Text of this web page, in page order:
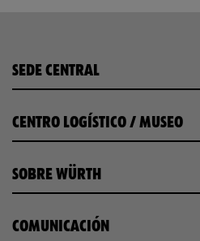
SEDE CENTRAL
CENTRO LOGÍSTICO / MUSEO
SOBRE WÜRTH
COMUNICACIÓN